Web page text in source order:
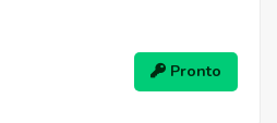
Pronto